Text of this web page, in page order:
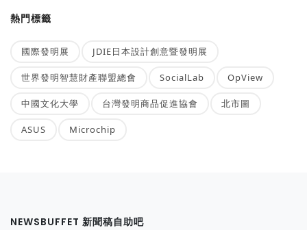
熱門標籤
國際發明展 JDIE日本設計創意暨發明展
世界發明智慧財產聯盟總會 SocialLab OpView
中國文化大學 台灣發明商品促進協會 北市圖
ASUS Microchip
NEWSBUFFET 新聞稿自助吧